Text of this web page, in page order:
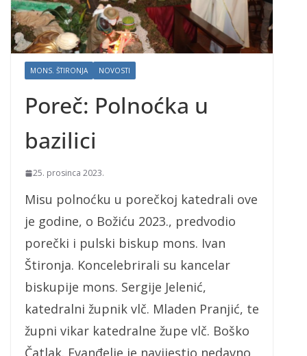
MONS. ŠTIRONJA NOVOSTI
Poreč: Polnoćka u
bazilici
25. prosinca 2023.
Misu polnoćku u porečkoj katedrali ove
je godine, o Božiću 2023., predvodio
porečki i pulski biskup mons. Ivan
Štironja. Koncelebrirali su kancelar
biskupije mons. Sergije Jelenić,
katedralni župnik vlč. Mladen Pranjić, te
župni vikar katedralne župe vlč. Boško
Čatlak. Evanđelje je navijestio nedavno